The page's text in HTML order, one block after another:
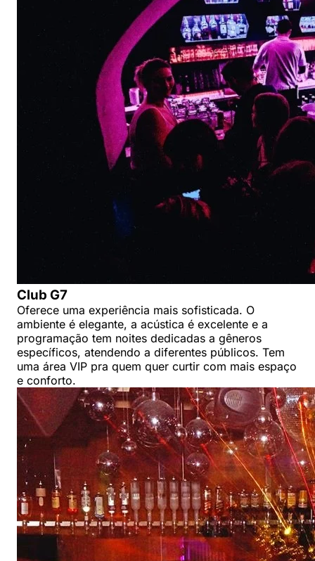
Club G7
Oferece uma experiência mais sofisticada. O
ambiente é elegante, a acústica é excelente e a
programação tem noites dedicadas a gêneros
específicos, atendendo a diferentes públicos. Tem
uma área VIP pra quem quer curtir com mais espaço
e conforto.